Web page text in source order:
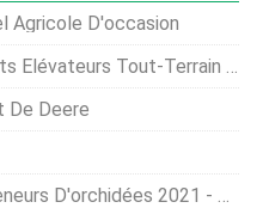
Agricole D'occasion
Tout-Terrain D'occasion
De Deere
2021 - Guide D'achat